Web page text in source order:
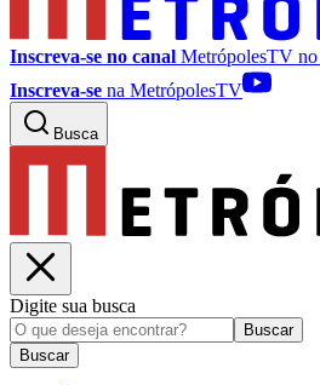
Inscreva-se no canal MetrópolesTV no
Inscreva-se na MetrópolesTV
Busca
Digite sua busca
Buscar
Buscar